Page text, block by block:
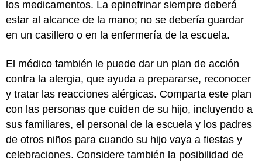
los medicamentos. La epinefrinar siempre deberá
estar al alcance de la mano; no se debería guardar
en un casillero o en la enfermería de la escuela.
El médico también le puede dar un plan de acción
contra la alergia, que ayuda a prepararse, reconocer
y tratar las reacciones alérgicas. Comparta este plan
con las personas que cuiden de su hijo, incluyendo a
sus familiares, el personal de la escuela y los padres
de otros niños para cuando su hijo vaya a fiestas y
celebraciones. Considere también la posibilidad de